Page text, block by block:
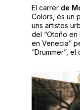
El carrer de
Colors, és un
uns artistes
del “Otoño en
en Venecia”
“Drummer”,